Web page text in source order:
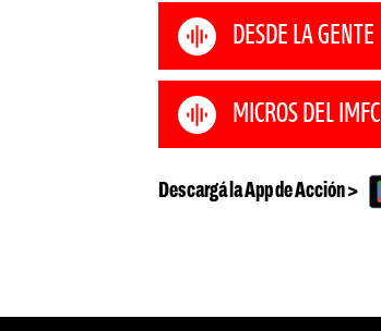
DESDE LA GENTE
MICROS DEL IMFC
Descargá la App de Acción >